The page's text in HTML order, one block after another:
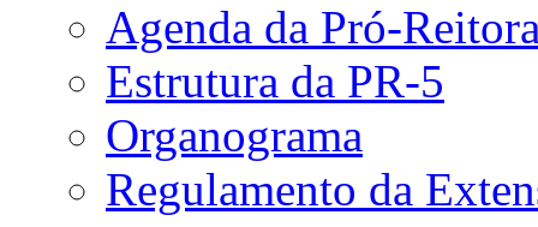
Agenda da Pró-
Estrutura da PR-5
Organograma
Regulamento da